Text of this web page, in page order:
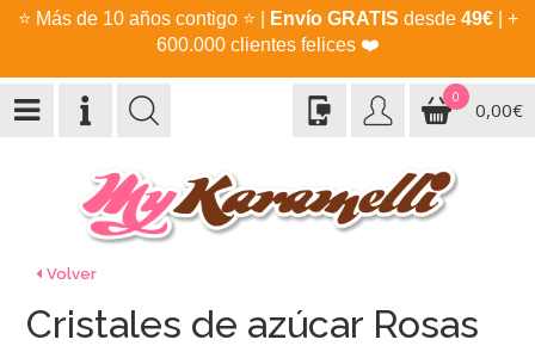
⭐ Más de 10 años contigo ⭐ Envío GRATIS desde 49€| +
600.000 clientes felices ❤️
0
0,00€
Volver
Cristales de azúcar Rosas